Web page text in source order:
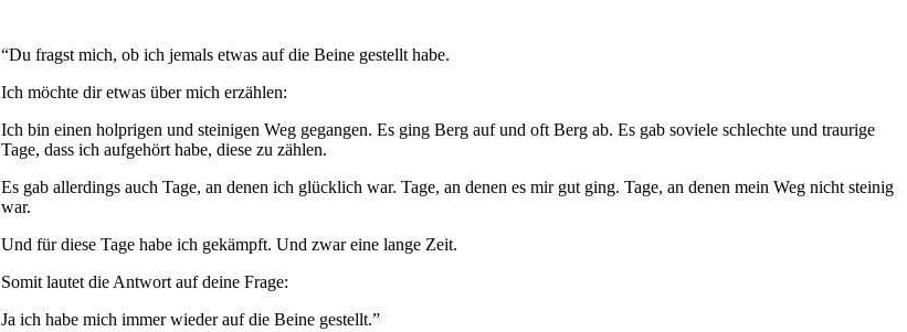
“Du fragst mich, ob ich jemals etwas auf die Beine gestellt habe.
Ich möchte dir etwas über mich erzählen:
Ich bin einen holprigen und steinigen Weg gegangen. Es ging Berg auf und oft Berg ab. Es gab soviele schlechte und traurige
Tage, dass ich aufgehört habe, diese zu zählen.
Es gab allerdings auch Tage, an denen ich glücklich war. Tage, an denen es mir gut ging. Tage, an denen mein Weg nicht steinig
war.
Und für diese Tage habe ich gekämpft. Und zwar eine lange Zeit.
Somit lautet die Antwort auf deine Frage:
Ja ich habe mich immer wieder auf die Beine gestellt.”